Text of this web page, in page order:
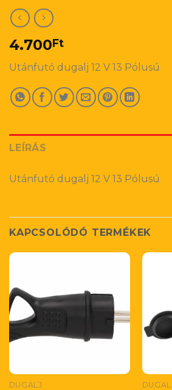
4.700Ft
Utánfutó dugalj 12 V 13 Pólusú
LEÍRÁS
Utánfutó dugalj 12 V 13 Pólusú
KAPCSOLÓDÓ TERMÉKEK
DUGALJ